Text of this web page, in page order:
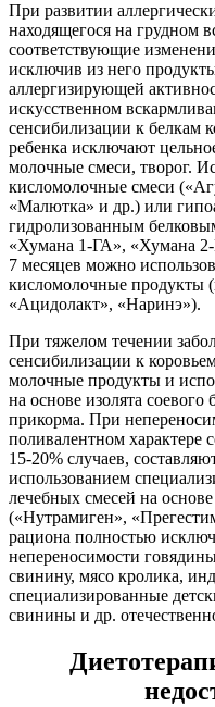
При развитии
находящегося на грудном
соответствующие
исключив из него
аллергизирующей
искусственном
сенсибилизации к белкам
ребенка исключают
молочные смеси, творог.
кисломолочные смеси
«Малютка» и др.) или
гидролизованным
«Хумана 1-ГА», «Хумана
7 месяцев можно
кисломолочные продукты
«Ацидолакт», «Наринэ»).
При тяжелом течении
сенсибилизации к
молочные продукты и
на основе изолята
прикорма. При
поливалентном характере
15-20% случаев,
использованием
лечебных смесей на
(«Нутрамиген»,
рациона полностью
непереносимости
свинину, мясо кролика,
специализированные
свинины и др.